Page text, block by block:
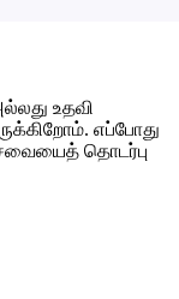
உதவி
எப்போது
தொடர்பு